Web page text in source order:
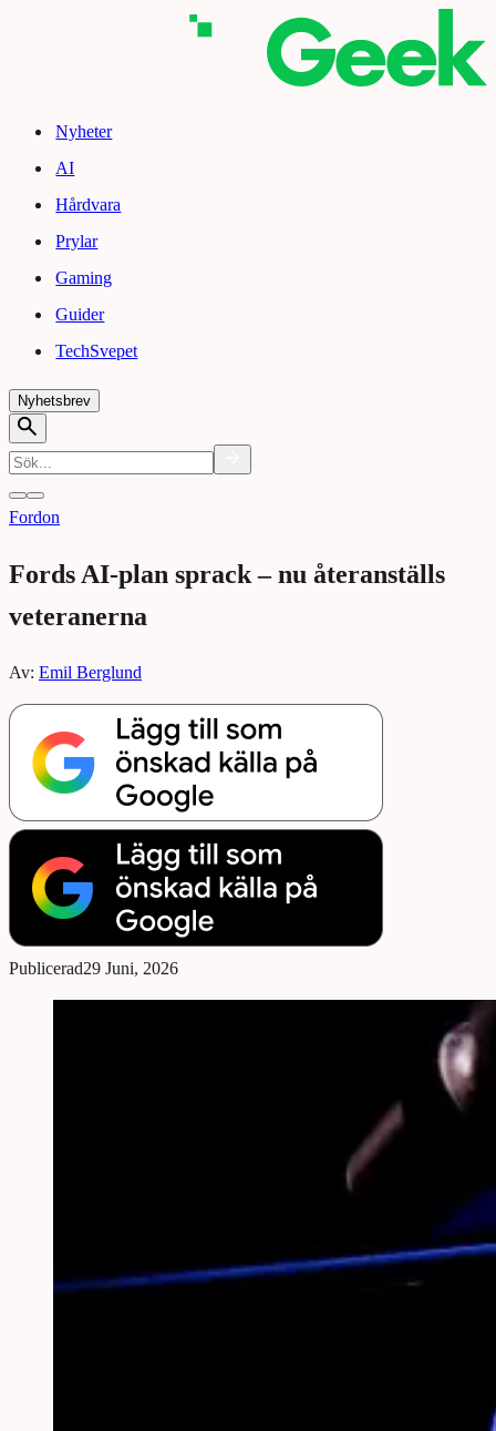
Nyheter
AI
Hårdvara
Prylar
Gaming
Guider
TechSvepet
Nyhetsbrev
Fordon
Fords AI-plan sprack – nu återanställs
veteranerna
Av: Emil Berglund
Publicerad29 Juni, 2026